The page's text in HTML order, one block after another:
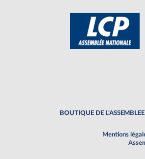
BOUTIQUE DE L'ASSEMBLEE
Mentions